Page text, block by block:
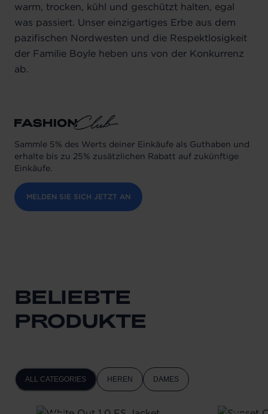
warm, trocken, kühl und geschützt halten, egal
was passiert. Unser einzigartiges Erbe aus dem
pazifischen Nordwesten und die Respektlosigkeit
der Familie Boyle heben uns von der Konkurrenz
ab.
Sammle 5% des Werts deiner Einkäufe als Guthaben und
erhalte bis zu 25% zusätzlichen Rabatt auf zukünftige
Einkäufe.
MELDEN SIE SICH JETZT AN
BELIEBTE
PRODUKTE
ALL CATEGORIES HEREN DAMES